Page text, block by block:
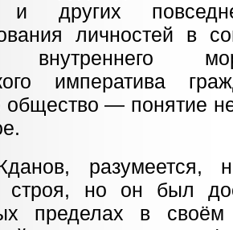
и других
личностей в
императива
общество — понятие
разумеется,
строя, но он был
пределах в своём